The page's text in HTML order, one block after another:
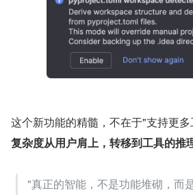
这个新功能的精髓，不在于"支持更
复杂度从用户肩上，转移到工具的推
"真正的智能，不是功能堆砌，而